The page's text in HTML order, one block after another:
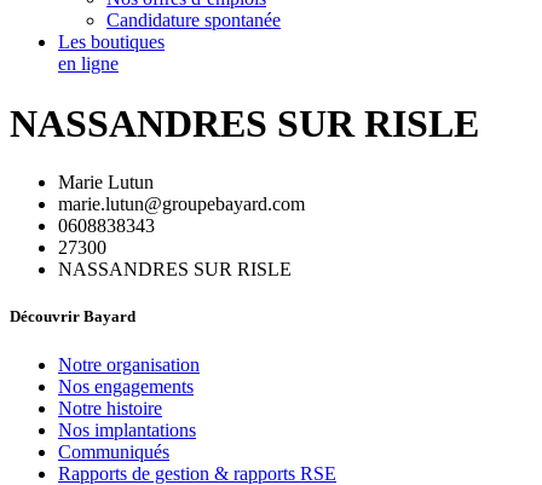
Candidature spontanée
Les boutiques
en ligne
NASSANDRES SUR RISLE
Marie Lutun
marie.lutun@groupebayard.com
0608838343
27300
NASSANDRES SUR RISLE
Découvrir Bayard
Notre organisation
Nos engagements
Notre histoire
Nos implantations
Communiqués
Rapports de gestion & rapports RSE